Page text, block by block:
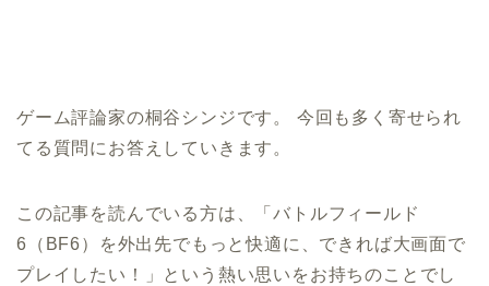
ゲーム評論家の桐谷シンジです。 今回も多く寄せられ
てる質問にお答えしていきます。
この記事を読んでいる方は、「バトルフィールド
6（BF6）を外出先でもっと快適に、できれば大画面で
プレイしたい！」という熱い思いをお持ちのことでし